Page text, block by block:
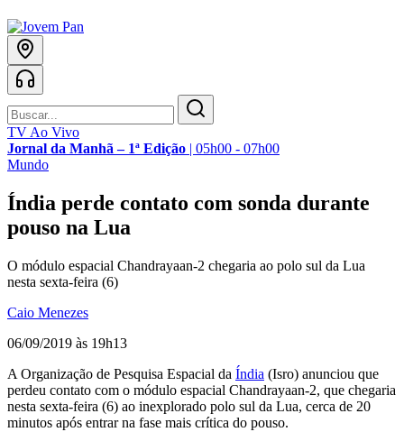
TV Ao Vivo
Jornal da Manhã – 1ª Edição | 05h00 - 07h00
Mundo
Índia perde contato com sonda durante
pouso na Lua
O módulo espacial Chandrayaan-2 chegaria ao polo sul da Lua
nesta sexta-feira (6)
Caio Menezes
06/09/2019 às 19h13
A Organização de Pesquisa Espacial da Índia (Isro) anunciou que
perdeu contato com o módulo espacial Chandrayaan-2, que chegaria
nesta sexta-feira (6) ao inexplorado polo sul da Lua, cerca de 20
minutos após entrar na fase mais crítica do pouso.